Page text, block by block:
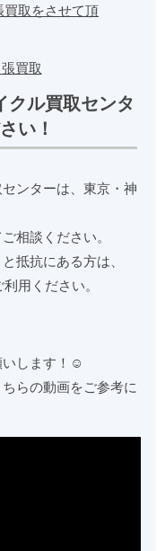
取をさせて頂
買取
クル買取センタ
い！
ンターは、東京・神
相談ください。
抵抗にある方は、
用ください。
いします！☺️
らの動画をご参考に